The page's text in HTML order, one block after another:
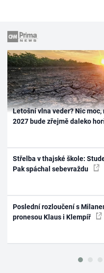
Letošní vlna veder? Nic
2027 bude zřejmě daleko
Střelba v thajské škole:
Pak spáchal sebevraždu
Poslední rozloučení s
pronesou Klaus i Klempíř